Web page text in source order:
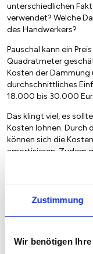
Zustimmung
Wir benötigen
unterschiedlichen
verwendet? Welche
des Handwerkers?
Pauschal kann ein
Quadratmeter
Kosten der Dämmung
durchschnittliches
18.000 bis 30.000
Das klingt viel, es
Kosten lohnen. Durch
können sich die
amortisieren. Zudem
Alternativen